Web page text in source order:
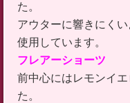
た。
アウターに響きにく
使用しています。
フレアーショーツ
前中心にはレモンイ
た。